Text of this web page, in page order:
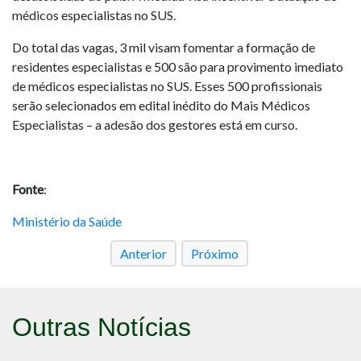
médicos especialistas no SUS.
Do total das vagas, 3 mil visam fomentar a formação de
residentes especialistas e 500 são para provimento imediato
de médicos especialistas no SUS. Esses 500 profissionais
serão selecionados em edital inédito do Mais Médicos
Especialistas – a adesão dos gestores está em curso.
Fonte:
Ministério da Saúde
Anterior Próximo
Outras Notícias